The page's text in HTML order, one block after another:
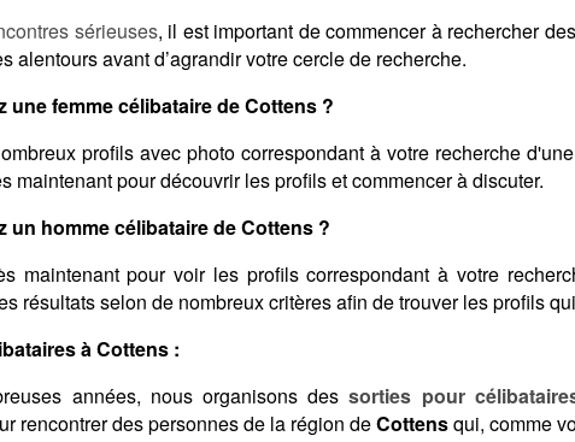
sérieuses, il est important de commencer à rechercher
alentours avant d’agrandir votre cercle de recherche.
une femme célibataire de Cottens ?
profils avec photo correspondant à votre recherche
maintenant pour découvrir les profils et commencer à discuter.
un homme célibataire de Cottens ?
maintenant pour voir les profils correspondant à votre
résultats selon de nombreux critères afin de trouver les profils
à Cottens :
années, nous organisons dessorties pour
rencontrer des personnes de la région deCottensqui, comme